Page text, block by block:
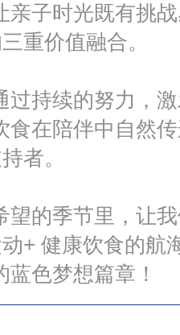
亲子时光既有挑
重价值融合。
过持续的努力，
食在陪伴中自然
者。
望的季节里，让
+ 健康饮食的航
蓝色梦想篇章！